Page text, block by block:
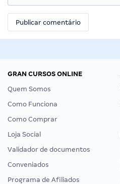
GRAN CURSOS ONLINE
Quem Somos
Como Funciona
Como Comprar
Loja Social
Validador de documentos
Conveniados
Programa de Afiliados